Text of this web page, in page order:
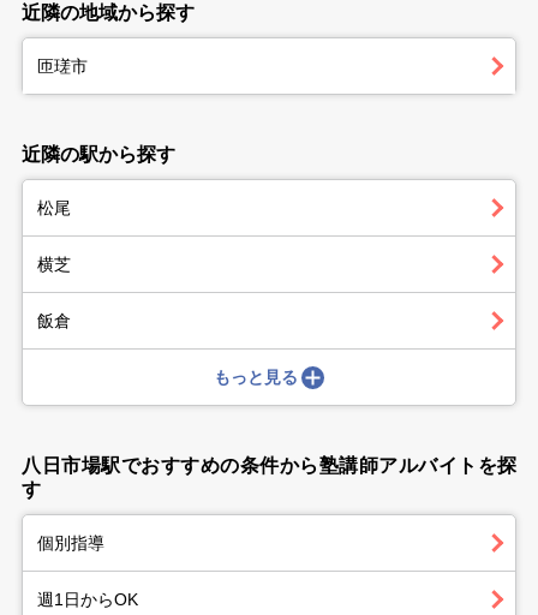
近隣の地域から探す
匝瑳市
近隣の駅から探す
松尾
横芝
飯倉
もっと見る
八日市場駅でおすすめの条件から塾講師アルバイトを探
す
個別指導
週1日からOK